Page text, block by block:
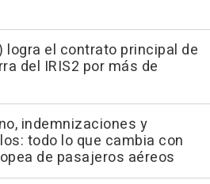
logra el contrato principal de
del IRIS2 por más de
indemnizaciones y
todo lo que cambia con
de pasajeros aéreos